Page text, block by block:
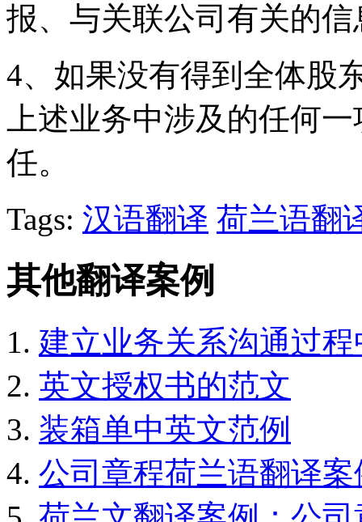
报、与关联公司有关的
4、如果没有得到全体股
上述业务中涉及的任何
任。
Tags: 汉语翻译 荷兰语翻
其他翻译案例
建立业务关系沟通过
英文授权书的范文
装箱单中英文范例
公司章程荷兰语翻译